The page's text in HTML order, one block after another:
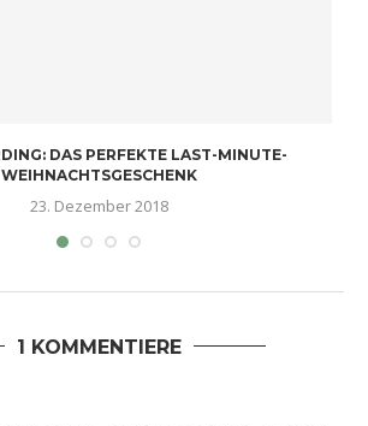
DAS PERFEKTE LAST-MINUTE-
WEIHNACHTSGESCHENK
23. Dezember 2018
1 KOMMENTIERE